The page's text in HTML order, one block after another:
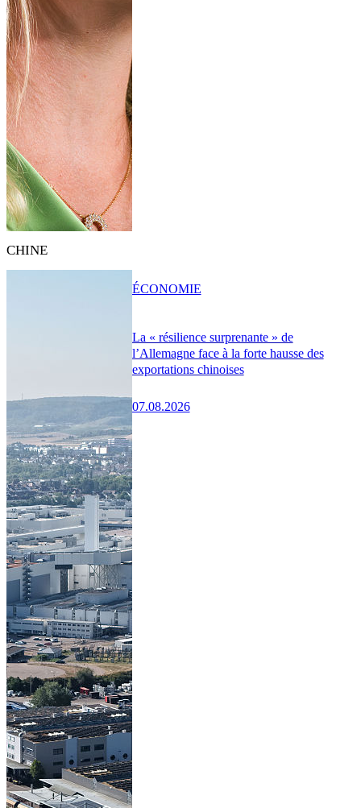
CHINE
La « résilience surprenante » de
l’Allemagne face à la forte hausse des
exportations chinoises
07.08.2026
ÉCONOMIE